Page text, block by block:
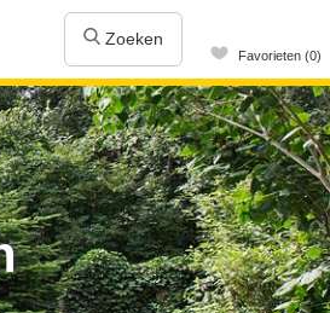
Zoeken
Favorieten (0)